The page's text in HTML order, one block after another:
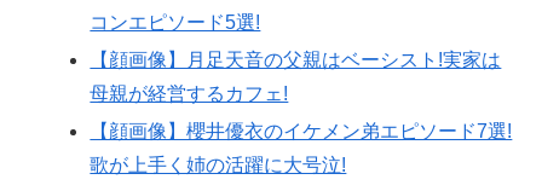
コンエピソード5選!
【顔画像】月足天音の父親はベーシスト!実家は
母親が経営するカフェ!
【顔画像】櫻井優衣のイケメン弟エピソード7選!
歌が上手く姉の活躍に大号泣!